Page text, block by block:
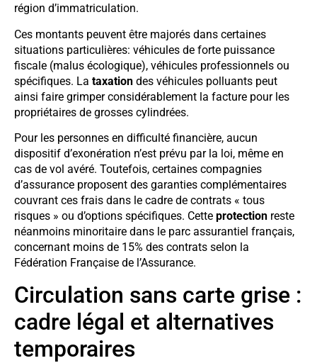
région d’immatriculation.
Ces montants peuvent être majorés dans certaines
situations particulières: véhicules de forte puissance
fiscale (malus écologique), véhicules professionnels ou
spécifiques. La taxation des véhicules polluants peut
ainsi faire grimper considérablement la facture pour les
propriétaires de grosses cylindrées.
Pour les personnes en difficulté financière, aucun
dispositif d’exonération n’est prévu par la loi, même en
cas de vol avéré. Toutefois, certaines compagnies
d’assurance proposent des garanties complémentaires
couvrant ces frais dans le cadre de contrats « tous
risques » ou d’options spécifiques. Cette protection reste
néanmoins minoritaire dans le parc assurantiel français,
concernant moins de 15% des contrats selon la
Fédération Française de l’Assurance.
Circulation sans carte grise :
cadre légal et alternatives
temporaires